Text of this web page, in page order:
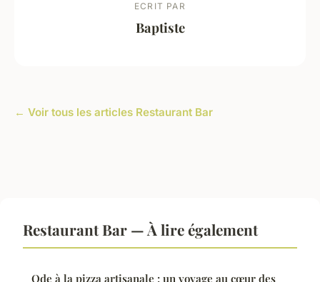
ECRIT PAR
Baptiste
← Voir tous les articles Restaurant Bar
Restaurant Bar — À lire également
Ode à la pizza artisanale : un voyage au cœur des